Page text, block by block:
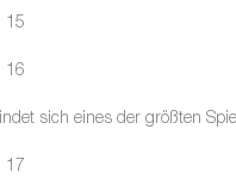
15
16
sich eines der größten
17